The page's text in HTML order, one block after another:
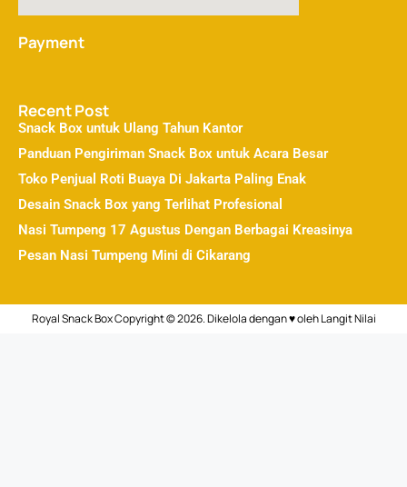
Payment
Recent Post
Snack Box untuk Ulang Tahun Kantor
Panduan Pengiriman Snack Box untuk Acara Besar
Toko Penjual Roti Buaya Di Jakarta Paling Enak
Desain Snack Box yang Terlihat Profesional
Nasi Tumpeng 17 Agustus Dengan Berbagai Kreasinya
Pesan Nasi Tumpeng Mini di Cikarang
Royal Snack Box Copyright © 2026. Dikelola dengan ♥ olehLangit Nilai